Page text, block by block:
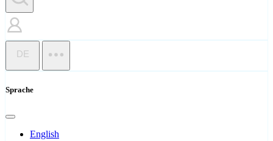
DE
Sprache
English